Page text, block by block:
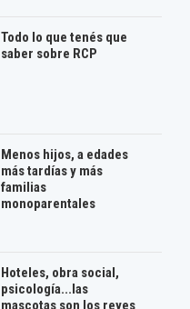
Todo lo que tenés que
saber sobre RCP
Menos hijos, a edades
más tardías y más
familias
monoparentales
Hoteles, obra social,
psicología...las
mascotas son los reyes